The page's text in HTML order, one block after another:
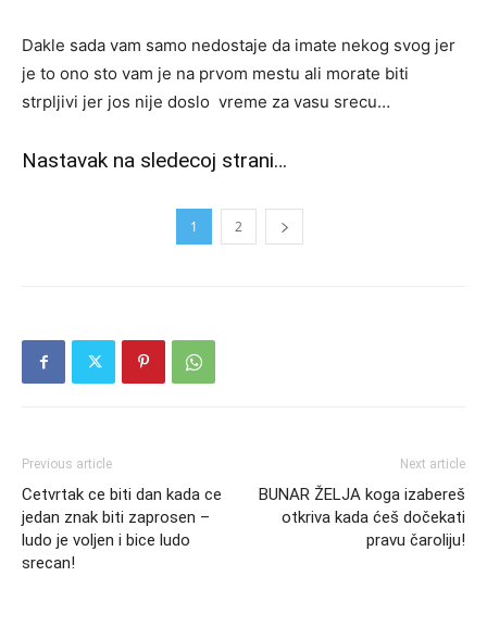
Dakle sada vam samo nedostaje da imate nekog svog jer
je to ono sto vam je na prvom mestu ali morate biti
strpljivi jer jos nije doslo vreme za vasu srecu…
Nastavak na sledecoj strani…
1 2
Previous article
Cetvrtak ce biti dan kada ce
jedan znak biti zaprosen –
ludo je voljen i bice ludo
srecan!
Next article
BUNAR ŽELJA koga izabereš
otkriva kada ćeš dočekati
pravu čaroliju!